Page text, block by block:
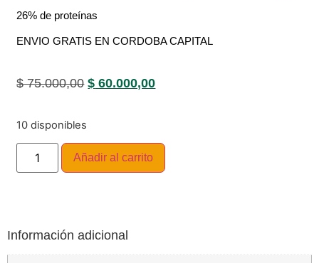
26% de proteínas
ENVIO GRATIS EN CORDOBA CAPITAL
$75.000,00 $ 60.000,00
10 disponibles
Añadir al carrito
Información adicional